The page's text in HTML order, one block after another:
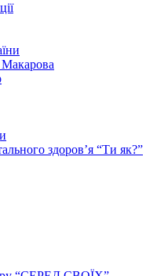
здоров’я “Ти як?”